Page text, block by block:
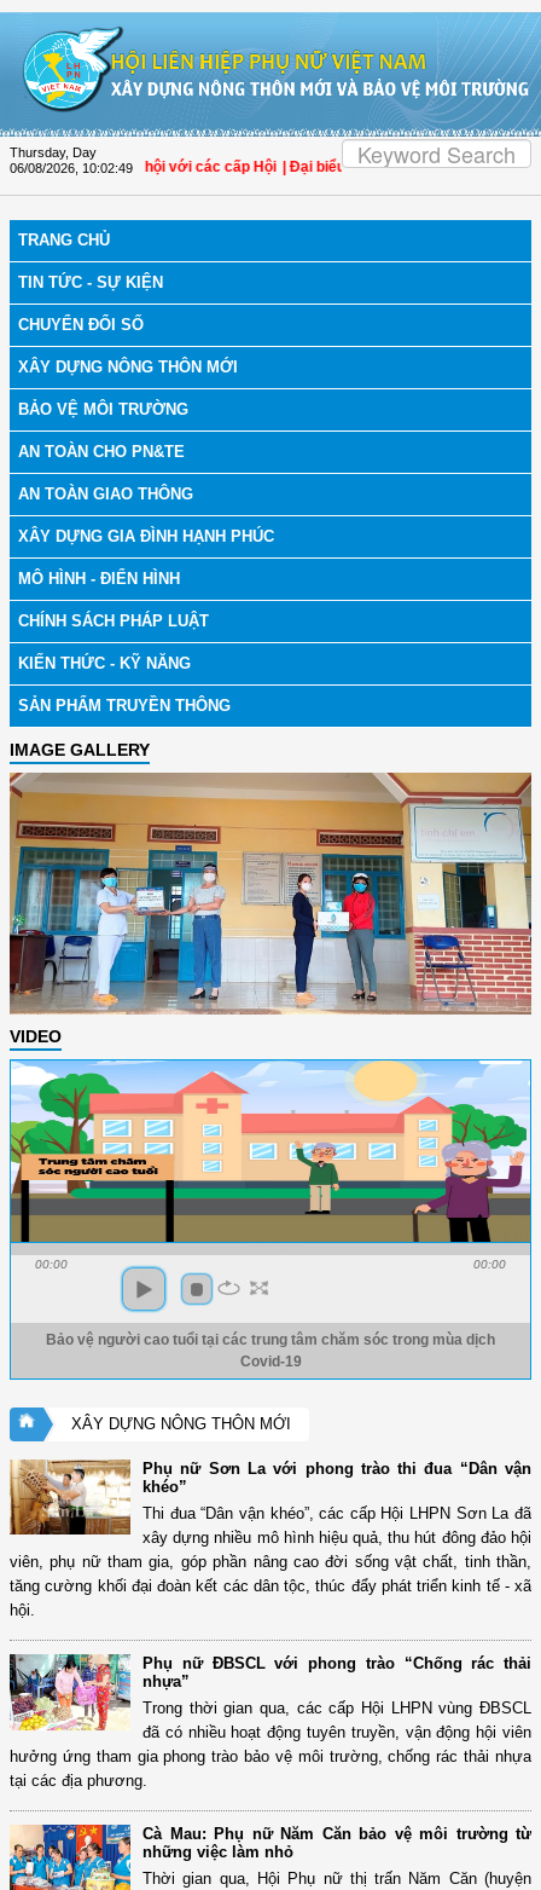
Thursday, Day
06/08/2026 10:02:50
Gia đình - Xã hội với các cấp Hội | Đại biểu Trần Lan Phương: Không để
TRANG CHỦ
TIN TỨC - SỰ KIỆN
CHUYỂN ĐỔI SỐ
XÂY DỰNG NÔNG THÔN MỚI
BẢO VỆ MÔI TRƯỜNG
AN TOÀN CHO PN&TE
AN TOÀN GIAO THÔNG
XÂY DỰNG GIA ĐÌNH HẠNH PHÚC
MÔ HÌNH - ĐIỂN HÌNH
CHÍNH SÁCH PHÁP LUẬT
KIẾN THỨC - KỸ NĂNG
SẢN PHẨM TRUYỀN THÔNG
IMAGE GALLERY
VIDEO
00:00 00:00
Bảo vệ người cao tuổi tại các trung tâm chăm sóc trong mùa dịch
Covid-19
XÂY DỰNG NÔNG THÔN MỚI
Phụ nữ Sơn La với phong trào thi đua “Dân vận
khéo”
Thi đua “Dân vận khéo”, các cấp Hội LHPN Sơn La đã
xây dựng nhiều mô hình hiệu quả, thu hút đông đảo hội
viên, phụ nữ tham gia, góp phần nâng cao đời sống vật chất, tinh thần,
tăng cường khối đại đoàn kết các dân tộc, thúc đẩy phát triển kinh tế - xã
hội.
Phụ nữ ĐBSCL với phong trào “Chống rác thải
nhựa”
Trong thời gian qua, các cấp Hội LHPN vùng ĐBSCL
đã có nhiều hoạt động tuyên truyền, vận động hội viên
hưởng ứng tham gia phong trào bảo vệ môi trường, chống rác thải nhựa
tại các địa phương.
Cà Mau: Phụ nữ Năm Căn bảo vệ môi trường từ
những việc làm nhỏ
Thời gian qua, Hội Phụ nữ thị trấn Năm Căn (huyện